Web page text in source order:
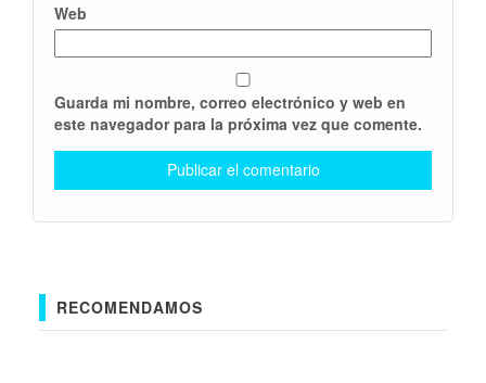
Web
Guarda mi nombre, correo electrónico y web en
este navegador para la próxima vez que comente.
RECOMENDAMOS